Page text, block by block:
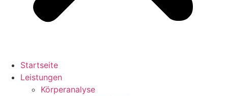
Startseite
Leistungen
Körperanalyse